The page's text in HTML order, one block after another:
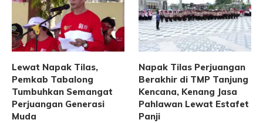
Lewat Napak Tilas,
Pemkab Tabalong
Tumbuhkan Semangat
Perjuangan Generasi
Muda
Napak Tilas Perjuangan
Berakhir di TMP Tanjung
Kencana, Kenang Jasa
Pahlawan Lewat Estafet
Panji